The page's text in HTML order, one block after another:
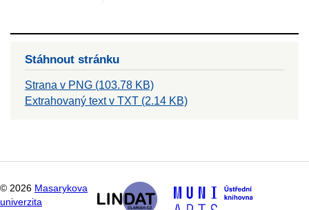
Stáhnout stránku
Strana v PNG (103.78 KB)
Extrahovaný text v TXT (2.14 KB)
© 2026 Masarykova
univerzita